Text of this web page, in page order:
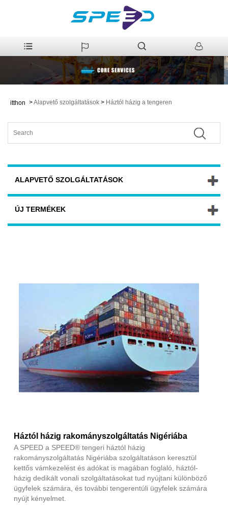
itthon >Alapvető szolgáltatások > Háztól házig a tengeren
ALAPVETŐ SZOLGÁLTATÁSOK
ÚJ TERMÉKEK
Háztól házig rakományszolgáltatás Nigériába
A SPEED a SPEED® tengeri háztól házig
rakományszolgáltatás Nigériába szolgáltatáson keresztül
kettős vámkezelést és adókat is magában foglaló, háztól-
házig dedikált vonali szolgáltatásokat tud nyújtani különböző
ügyfelek számára, és további tengerentúli ügyfelek számára
nyújt kényelmet.